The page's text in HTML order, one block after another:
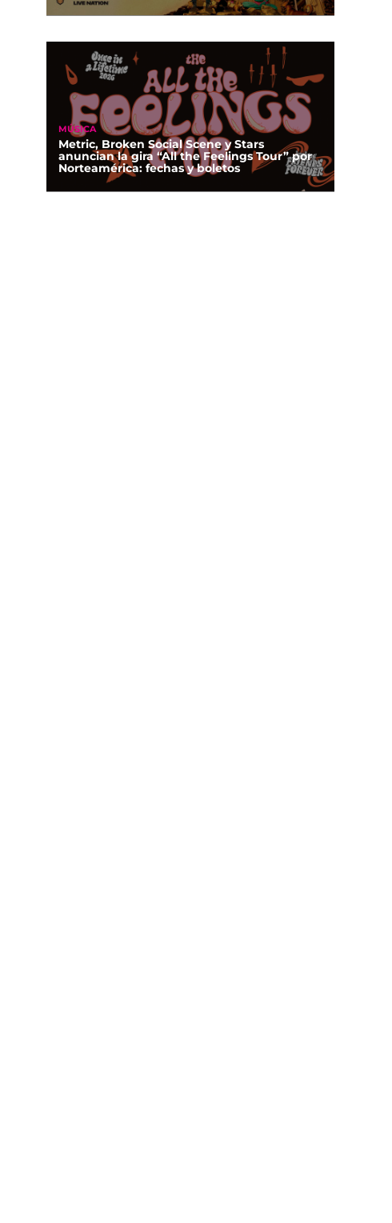
MÚSICA
Metric, Broken Social Scene y Stars
anuncian la gira “All the Feelings Tour” por
Norteamérica: fechas y boletos